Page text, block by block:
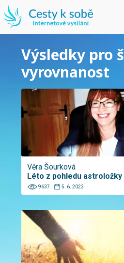
Výsledky pro
vyrovnanost
Věra Šourková
Léto z pohledu astroložky
9637 5. 6. 2023